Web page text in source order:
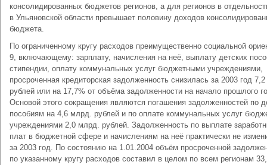
консолидированных бюджетов регионов, а для регионов в
в Ульяновской области превышает половину доходов
бюджета.
По ограниченному кругу расходов преимущественно социальной
9, включающему: зарплату, начисления на неё, выплату детских
стипендии, оплату коммунальных услуг бюджетными учреждениями,
просроченная кредиторская задолженность снизилась за 2003 год
рублей или на 17,7% от объёма задолженности на начало прошлого
Основой этого сокращения являются погашения задолженностей по
пособиям на 4,6 млрд. рублей и по оплате коммунальных услуг
учреждениями 2,0 млрд. рублей. Задолженность по выплате
плат в бюджетной сфере и начислениям на неё практически не
за 2003 год. По состоянию на 1.01.2004 объём просроченной
по указанному кругу расходов составил в целом по всем регионам